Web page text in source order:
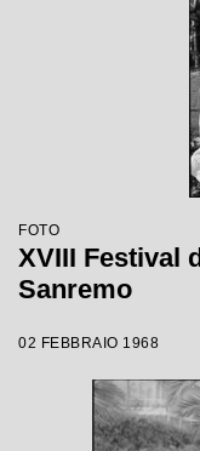
FOTO
XVIII Festival
Sanremo
02 FEBBRAIO 1968